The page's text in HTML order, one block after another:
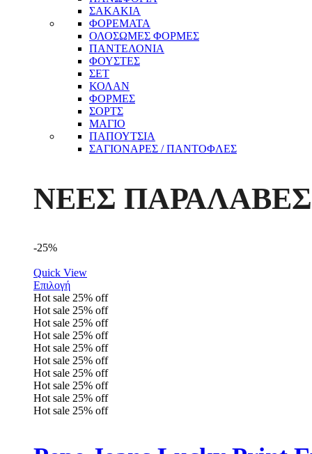
ΣΑΚΑΚΙΑ
ΦΟΡΕΜΑΤΑ
ΟΛΟΣΩΜΕΣ ΦΟΡΜΕΣ
ΠΑΝΤΕΛΟΝΙΑ
ΦΟΥΣΤΕΣ
ΣΕΤ
ΚΟΛΑΝ
ΦΟΡΜΕΣ
ΣΟΡΤΣ
ΜΑΓΙΟ
ΠΑΠΟΥΤΣΙΑ
ΣΑΓΙΟΝΑΡΕΣ / ΠΑΝΤΟΦΛΕΣ
ΝΕΕΣ ΠΑΡΑΛΑΒΕΣ
-25%
Quick View
Επιλογή
Hot sale 25% off
Hot sale 25% off
Hot sale 25% off
Hot sale 25% off
Hot sale 25% off
Hot sale 25% off
Hot sale 25% off
Hot sale 25% off
Hot sale 25% off
Hot sale 25% off